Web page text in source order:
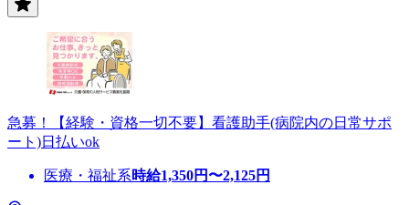
急募！【経験・資格一切不要】看護助手(病院内の日常サポ
ート)日払いok
医療・福祉系時給1,350円〜2,125円